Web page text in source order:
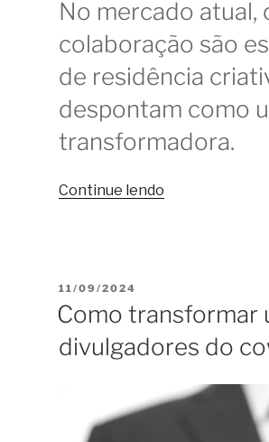
No mercado atual,
colaboração são
de residência
despontam como
transformadora.
Continue lendo
coworkings
impulsionam
PUBLICADO
EM
11/09/2024
Como transformar
divulgadores do